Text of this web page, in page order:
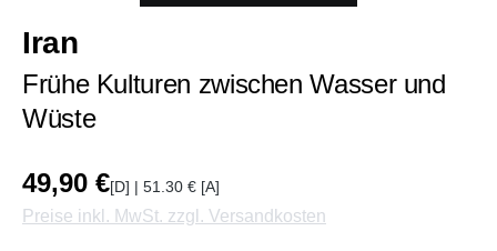
Iran
Frühe Kulturen zwischen Wasser und
Wüste
49,90 €[D] | 51.30 € [A]
Preise inkl. MwSt. zzgl. Versandkosten